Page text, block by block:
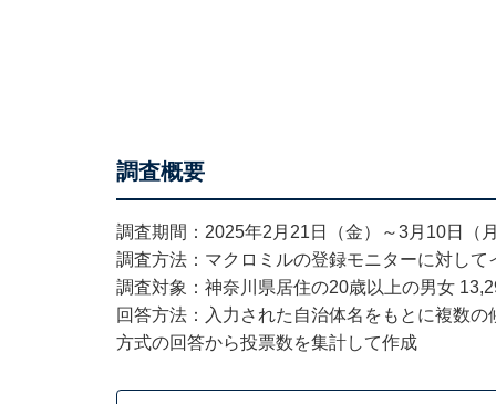
調査概要
調査期間：2025年2月21日（金）～3月10日（
調査方法：マクロミルの登録モニターに対し
調査対象：神奈川県居住の20歳以上の男女
回答方法：入力された自治体名をもとに複数
方式の回答から投票数を集計して作成